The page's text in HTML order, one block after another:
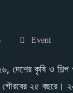
Event
দেশের কৃষি ও
গৌরবের ২৫